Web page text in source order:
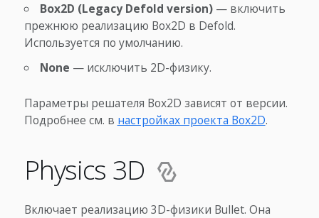
Box2D (Legacy Defold version) — включить
прежнюю реализацию Box2D в Defold.
Используется по умолчанию.
None — исключить 2D-физику.
Параметры решателя Box2D зависят от версии.
Подробнее см. в настройках проекта Box2D.
Physics 3D
Включает реализацию 3D-физики Bullet. Она